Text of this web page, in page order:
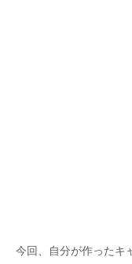
今回、自分が作ったキ